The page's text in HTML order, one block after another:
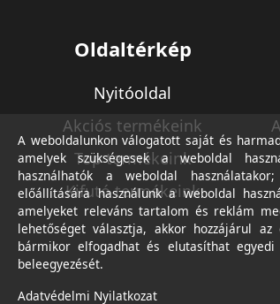
Oldaltérkép
Nyitóoldal
Akciós termékeink
Top termékeink
Kifutó termékeink
A weboldalunkon válogatott saját és
amelyek szükségesek a weboldal
használhatók a weboldal
előállítására használunk a weboldal
amelyeket releváns tartalom és reklám
lehetőséget választja, akkor hozzájárul
bármikor elfogadhat és elutasíthat
beleegyezését.
Adatvédelmi Nyilatkozat